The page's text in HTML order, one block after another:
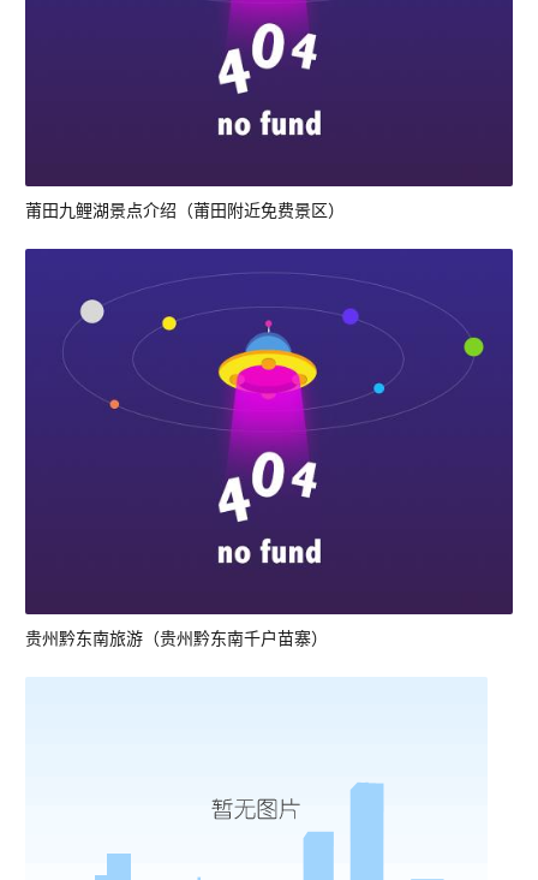
莆田九鲤湖景点介绍（莆田附近免费景区）
贵州黔东南旅游（贵州黔东南千户苗寨）